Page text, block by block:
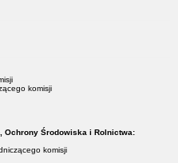
komisji
Ochrony Środowiska i Rolnictwa:
komisji